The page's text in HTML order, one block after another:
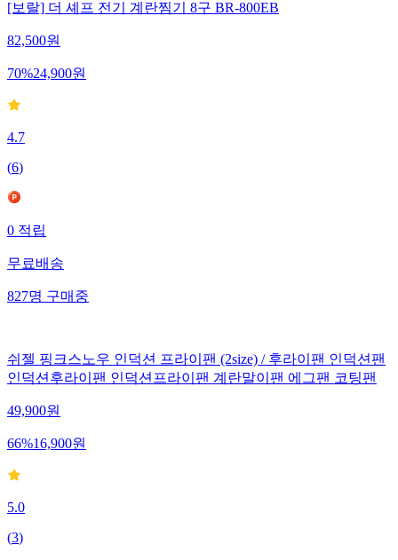
[보랄] 더 셰프 전기 계란찜기 8구 BR-800EB
82,500원
70%24,900원
4.7
(6)
0적립
무료배송
827명구매중
쉬젤 핑크스노우 인덕션 프라이팬 (2size) / 후라이팬 인덕션팬
인덕션후라이팬 인덕션프라이팬 계란말이팬 에그팬 코팅팬
49,900원
66%16,900원
5.0
(3)